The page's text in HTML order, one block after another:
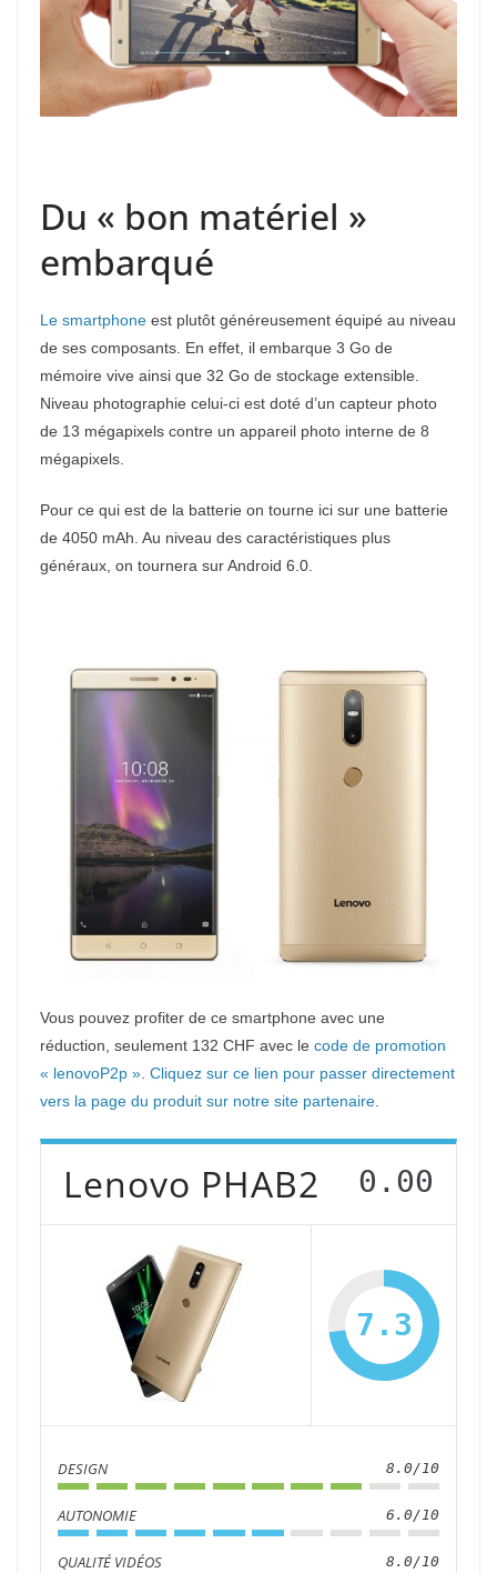
Du « bon matériel »
embarqué
Le smartphone est plutôt généreusement équipé au niveau
de ses composants. En effet, il embarque 3 Go de
mémoire vive ainsi que 32 Go de stockage extensible.
Niveau photographie celui-ci est doté d’un capteur photo
de 13 mégapixels contre un appareil photo interne de 8
mégapixels.
Pour ce qui est de la batterie on tourne ici sur une batterie
de 4050 mAh. Au niveau des caractéristiques plus
généraux, on tournera sur Android 6.0.
Vous pouvez profiter de ce smartphone avec une
réduction, seulement 132 CHF avec le code de promotion
« lenovoP2p » Cliquez sur ce lien pour passer directement
vers la page du produit sur notre site partenaire
Lenovo PHAB2 0.00
7.3
DESIGN 8.0/10
AUTONOMIE 6.0/10
QUALITÉ VIDÉOS 8.0/10